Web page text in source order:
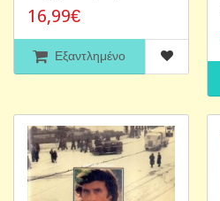
16,99€
Εξαντλημένο